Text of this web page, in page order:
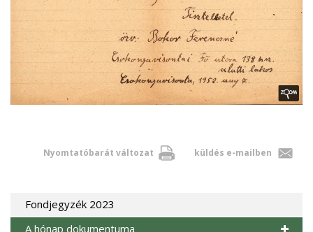
Nyomtatóbarát változat küldés e-mailben
Fondjegyzék 2023
A hónap dokumentuma